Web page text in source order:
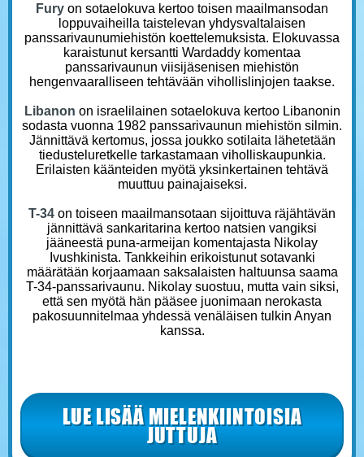
Fury on sotaelokuva kertoo toisen maailmansodan
loppuvaiheilla taistelevan yhdysvaltalaisen
panssarivaunumiehistön koettelemuksista. Elokuvassa
karaistunut kersantti Wardaddy komentaa
panssarivaunun viisijäsenisen miehistön
hengenvaaralliseen tehtävään vihollislinjojen taakse.
Libanon on israelilainen sotaelokuva kertoo Libanonin
sodasta vuonna 1982 panssarivaunun miehistön silmin.
Jännittävä kertomus, jossa joukko sotilaita lähetetään
tiedusteluretkelle tarkastamaan viholliskaupunkia.
Erilaisten käänteiden myötä yksinkertainen tehtävä
muuttuu painajaiseksi.
T-34 on toiseen maailmansotaan sijoittuva räjähtävän
jännittävä sankaritarina kertoo natsien vangiksi
jääneestä puna-armeijan komentajasta Nikolay
Ivushkinista. Tankkeihin erikoistunut sotavanki
määrätään korjaamaan saksalaisten haltuunsa saama
T-34-panssarivaunu. Nikolay suostuu, mutta vain siksi,
että sen myötä hän pääsee juonimaan nerokasta
pakosuunnitelmaa yhdessä venäläisen tulkin Anyan
kanssa.
LUE LISÄÄ MIELENKIINTOISIA
JUTTUJA